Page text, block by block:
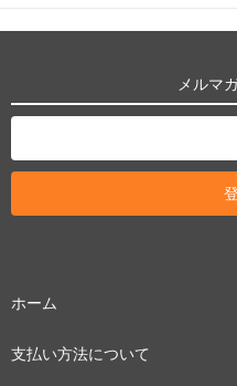
メルマ
ホーム
支払い方法について